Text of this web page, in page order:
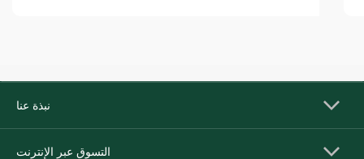
نبذة عنا
التسوق عبر الإنترنت